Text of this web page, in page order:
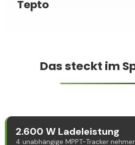
Tepto
Das steckt im
2.600 W Ladeleistung
4 unabhängige MPPT-Tracker